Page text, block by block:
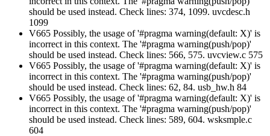
should be used instead. Check lines: 374, 1099. uvcdesc.h
1099
V665 Possibly, the usage of '#pragma warning(default: X)' is
incorrect in this context. The '#pragma warning(push/pop)'
should be used instead. Check lines: 566, 575. uvcview.c 575
V665 Possibly, the usage of '#pragma warning(default: X)' is
incorrect in this context. The '#pragma warning(push/pop)'
should be used instead. Check lines: 62, 84. usb_hw.h 84
V665 Possibly, the usage of '#pragma warning(default: X)' is
incorrect in this context. The '#pragma warning(push/pop)'
should be used instead. Check lines: 589, 604. wsksmple.c
604